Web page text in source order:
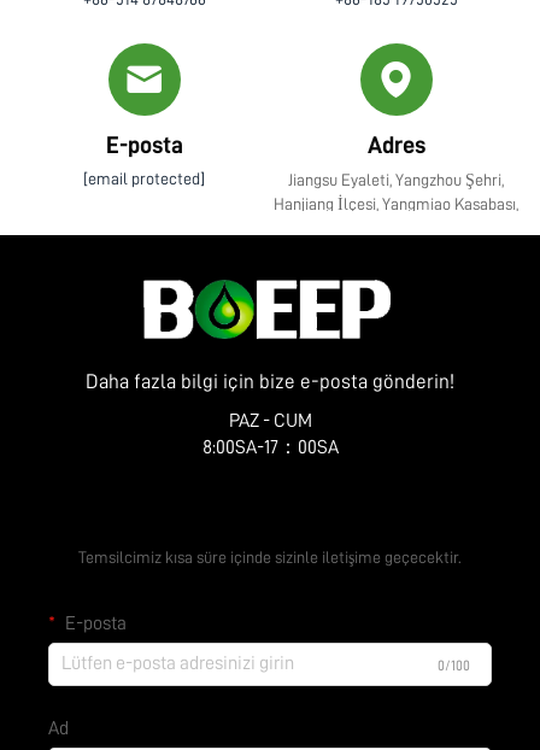
E-posta
[email protected]
Adres
Jiangsu Eyaleti, Yangzhou Şehri,
Hanjiang İlçesi, Yangmiao Kasabası,
Daha fazla bilgi için bize e-posta gönderin!
PAZ - CUM
8:00SA-17：00SA
Temsilcimiz kısa süre içinde sizinle iletişime geçecektir.
E-posta
0/100
Ad